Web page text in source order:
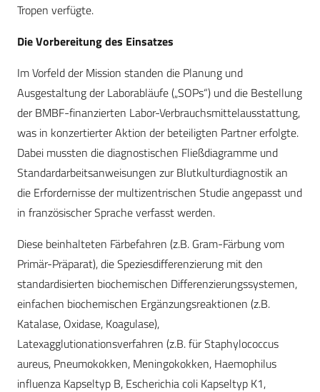
Tropen verfügte.
Die Vorbereitung des Einsatzes
Im Vorfeld der Mission standen die Planung und
Ausgestaltung der Laborabläufe („SOPs“) und die Bestellung
der BMBF-finanzierten Labor-Verbrauchsmittelausstattung,
was in konzertierter Aktion der beteiligten Partner erfolgte.
Dabei mussten die diagnostischen Fließdiagramme und
Standardarbeitsanweisungen zur Blutkulturdiagnostik an
die Erfordernisse der multizentrischen Studie angepasst und
in französischer Sprache verfasst werden.
Diese beinhalteten Färbefahren (z.B. Gram-Färbung vom
Primär-Präparat), die Speziesdifferenzierung mit den
standardisierten biochemischen Differenzierungssystemen,
einfachen biochemischen Ergänzungsreaktionen (z.B.
Katalase, Oxidase, Koagulase),
Latexagglutionationsverfahren (z.B. für Staphylococcus
aureus, Pneumokokken, Meningokokken, Haemophilus
influenza Kapseltyp B, Escherichia coli Kapseltyp K1,